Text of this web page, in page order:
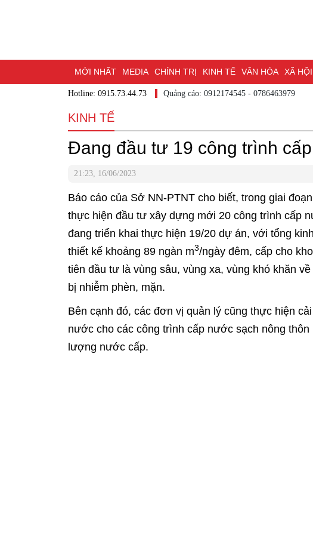
MỚI NHẤT MEDIA CHÍNH TRỊ KINH TẾ VĂN HÓA XÃ HỘI
DU LỊCH - ẨM THỰC CHUYỂN ĐỔI SỐ THỂ THAO ĐỒNG NAI
ĐẶT BÁO BẠN CẦN BIẾT
MỘT LƯỚT HIỂU LUẬT NHỊP CẦU NHÂN ÁI THÀNH PHỐ
Hotline: 0915.73.44.73 Quảng cáo: 0912174545 - 0786463979
KINH TẾ
Đang đầu tư 19 công trình
21:23, 16/06/2023
Báo cáo của Sở NN-PTNT cho biết, trong giai
thực hiện đầu tư xây dựng mới 20 công trình cấp
đang triển khai thực hiện 19/20 dự án, với tổng
thiết kế khoảng 89 ngàn m3/ngày đêm, cấp cho
tiên đầu tư là vùng sâu, vùng xa, vùng khó khăn
bị nhiễm phèn, mặn.
Bên cạnh đó, các đơn vị quản lý cũng thực hiện
nước cho các công trình cấp nước sạch nông
lượng nước cấp.